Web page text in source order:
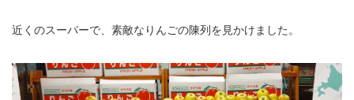
近くのスーパーで、素敵なりんごの陳列を見かけました。